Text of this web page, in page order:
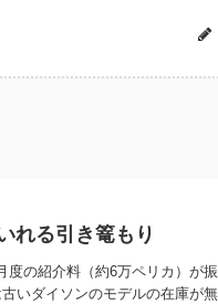
れる引き篭もり
度の紹介料（約6万ペリカ）が振
いダイソンのモデルの在庫が無